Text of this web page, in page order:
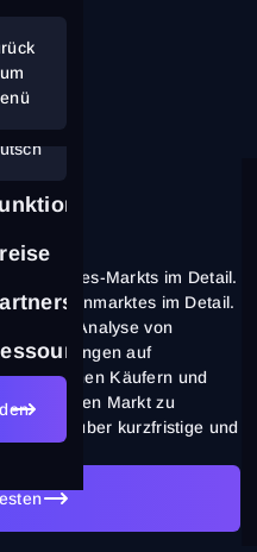
Futures-Markts im Detail.
Terminmarktes im Detail.
zur Analyse von
auf
zwischen Käufern und
den Markt zu
über kurzfristige und